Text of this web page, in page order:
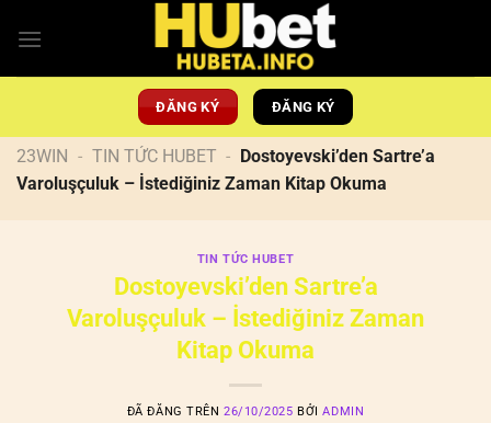
đến
ĐĂNG KÝ ĐĂNG KÝ
23WIN - TIN TỨC HUBET - Dostoyevski’den Sartre’a
Varoluşçuluk – İstediğiniz Zaman Kitap Okuma
TIN TỨC HUBET
Dostoyevski’den Sartre’a
Varoluşçuluk – İstediğiniz Zaman
Kitap Okuma
ĐÃ ĐĂNG TRÊN26/10/2025 BỞIADMIN